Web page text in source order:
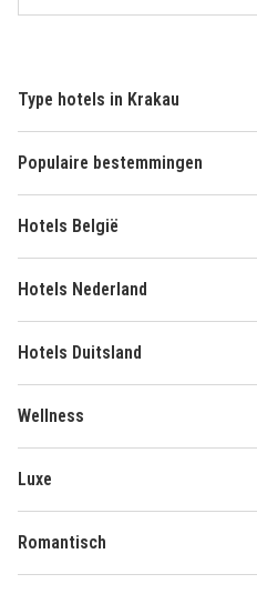
Type hotels in Krakau
Populaire bestemmingen
Hotels België
Hotels Nederland
Hotels Duitsland
Wellness
Luxe
Romantisch